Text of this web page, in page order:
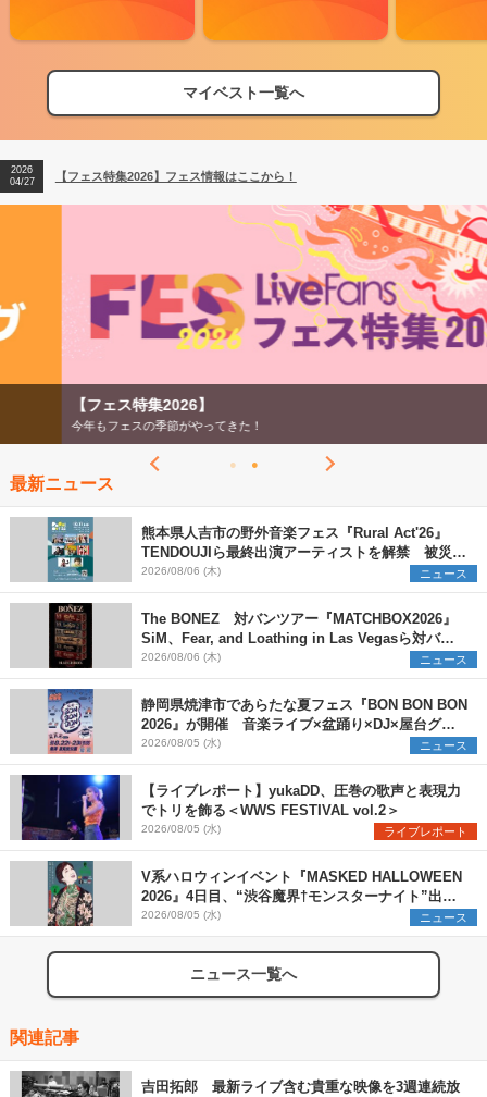
マイベスト一覧へ
【フェス特集2026】フェス情報はここから！
【ライブ動員ランキング】2026年上半期編発表！
2026
04/27
【フェス特集2026】フェス情報はここから！
2026
【ライブ動員ランキング】2026年上半期編発表！
【フェス特集2026】
今年もフェスの季節がやってきた！
最新ニュース
熊本県人吉市の野外音楽フェス『Rural Act'26』
TENDOUJIら最終出演アーティストを解禁 被災地
支援プロジェクトの始動も発表
2026/08/06 (木) ニュース
The BONEZ 対バンツアー『MATCHBOX2026』
SiM、Fear, and Loathing in Las Vegasら対バン
アーティストを一斉解禁
2026/08/06 (木) ニュース
静岡県焼津市であらたな夏フェス『BON BON BON
2026』が開催 音楽ライブ×盆踊り×DJ×屋台グル
メ×ランタンナイトで彩る2日間
2026/08/05 (水) ニュース
【ライブレポート】yukaDD、圧巻の歌声と表現力
でトリを飾る＜WWS FESTIVAL vol.2＞
2026/08/05 (水) ライブレポート
V系ハロウィンイベント『MASKED HALLOWEEN
2026』4日目、“渋谷魔界†モンスターナイト”出演6
組を発表
2026/08/05 (水) ニュース
ニュース一覧へ
関連記事
吉田拓郎 最新ライブ含む貴重な映像を3週連続放